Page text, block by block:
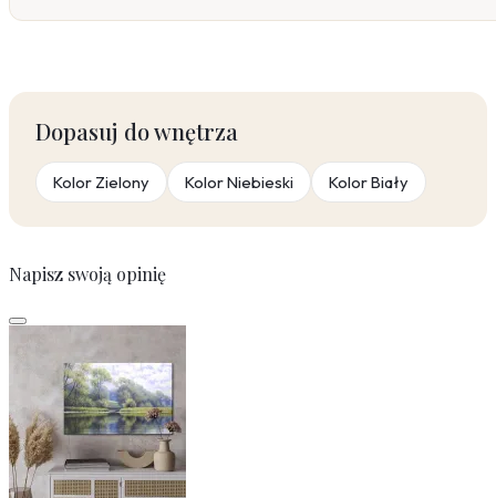
Dopasuj do wnętrza
Kolor Zielony Kolor Niebieski Kolor Biały
Napisz swoją opinię